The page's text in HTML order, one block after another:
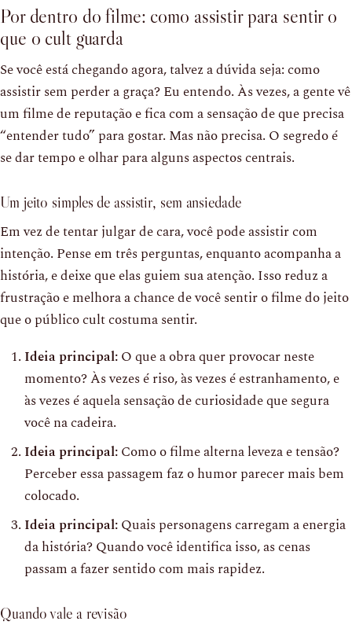
Por dentro do filme: como assistir para sentir o
que o cult guarda
Se você está chegando agora, talvez a dúvida seja: como
assistir sem perder a graça? Eu entendo. Às vezes, a gente vê
um filme de reputação e fica com a sensação de que precisa
“entender tudo” para gostar. Mas não precisa. O segredo é
se dar tempo e olhar para alguns aspectos centrais.
Um jeito simples de assistir, sem ansiedade
Em vez de tentar julgar de cara, você pode assistir com
intenção. Pense em três perguntas, enquanto acompanha a
história, e deixe que elas guiem sua atenção. Isso reduz a
frustração e melhora a chance de você sentir o filme do jeito
que o público cult costuma sentir.
Ideia principal:O que a obra quer provocar neste
momento? Às vezes é riso, às vezes é estranhamento, e
às vezes é aquela sensação de curiosidade que segura
você na cadeira.
Ideia principal:Como o filme alterna leveza e tensão?
Perceber essa passagem faz o humor parecer mais bem
colocado.
Ideia principal:Quais personagens carregam a energia
da história? Quando você identifica isso, as cenas
passam a fazer sentido com mais rapidez.
Quando vale a revisão